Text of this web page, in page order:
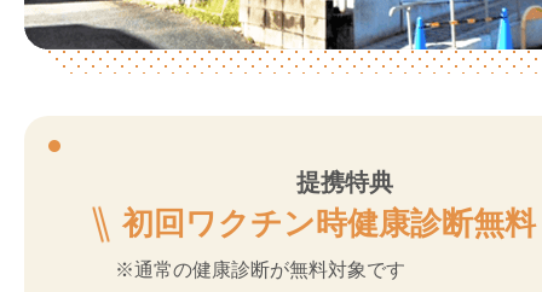
提携特典
初回ワクチン時健康診断無
※通常の健康診断が無料対象です